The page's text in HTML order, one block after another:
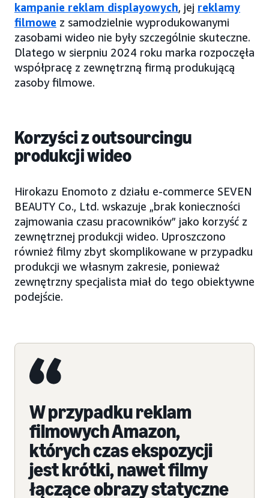
kampanie reklam displayowych, jej reklamy
filmowe z samodzielnie wyprodukowanymi
zasobami wideo nie były szczególnie skuteczne.
Dlatego w sierpniu 2024 roku marka rozpoczęła
współpracę z zewnętrzną firmą produkującą
zasoby filmowe.
Korzyści z outsourcingu
produkcji wideo
Hirokazu Enomoto z działu e-commerce SEVEN
BEAUTY Co., Ltd. wskazuje „brak konieczności
zajmowania czasu pracowników” jako korzyść z
zewnętrznej produkcji wideo. Uproszczono
również filmy zbyt skomplikowane w przypadku
produkcji we własnym zakresie, ponieważ
zewnętrzny specjalista miał do tego obiektywne
podejście.
W przypadku reklam
filmowych Amazon,
których czas ekspozycji
jest krótki, nawet filmy
łączące obrazy statyczne